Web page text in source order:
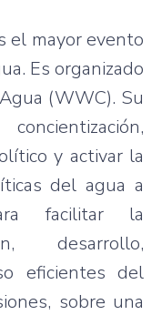
el mayor evento
Es organizado
(WWC). Su
y activar la
del agua a
facilitar la
desarrollo,
eficientes del
sobre una